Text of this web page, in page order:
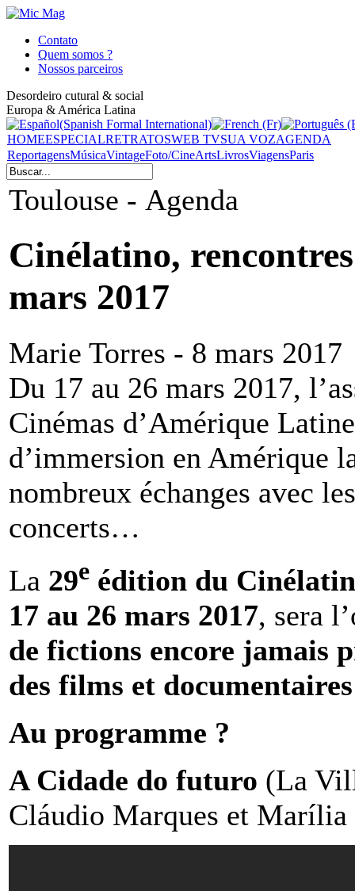
Contato
Quem somos ?
Nossos parceiros
Desordeiro cutural & social
Europa & América Latina
HOMEESPECIALRETRATOSWEB TVSUA VOZAGENDA
ReportagensMúsicaVintageFoto/CineArtsLivrosViagensParis
Toulouse - Agenda
Cinélatino,
mars 2017
Marie Torres - 8 mars 2017
Du 17 au 26 mars 2017,
Cinémas d’Amérique
d’immersion en Amérique
nombreux échanges avec
concerts…
La 29e édition du
17 au 26 mars 2017, sera
de fictions encore jamais
des films et
Au programme ?
A Cidade do futuro (La
Cláudio Marques et Marília